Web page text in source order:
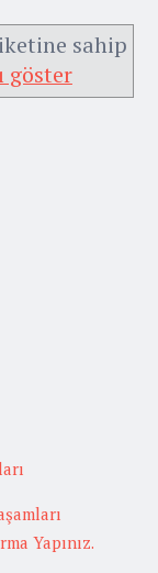
sahip
göster
Yapınız.